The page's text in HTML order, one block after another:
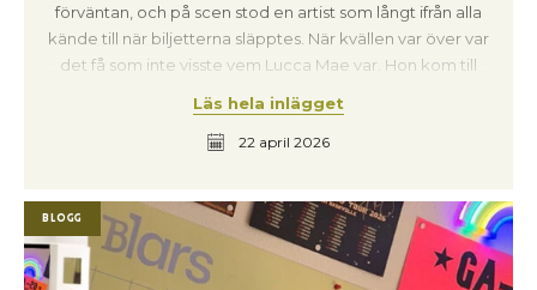
förväntan, och på scen stod en artist som långt ifrån alla
kände till när biljetterna släpptes. När kvällen var över var
det få som inte visste vem Lucca Mae var. Hon kom till
pulserande musikområden just nu – och landade mitt i
Lilla Salen. Redan innan första tonen fanns det där i
som ställs ner. Ett sorl som förändras. Det var varmt,
vemodigt och samtidigt laddat. Publiken stod tätt,
lyssnade nära, och någonstans där uppstod en
Läs hela inlägget
22 april 2026
Blogg